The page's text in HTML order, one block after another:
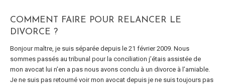
COMMENT FAIRE POUR RELANCER LE
DIVORCE ?
Bonjour maître, je suis séparée depuis le 21 février 2009. Nous
sommes passés au tribunal pour la conciliation j’étais assistée de
mon avocat lui n’en a pas nous avons conclu à un divorce à l’amiable.
Je ne suis pas retourné voir mon avocat depuis je ne suis toujours pas